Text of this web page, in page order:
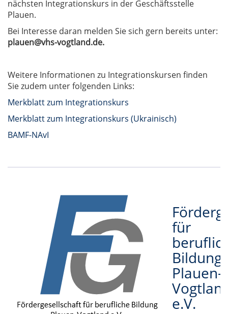
nächsten Integrationskurs in der Geschäftsstelle
Plauen.
Bei Interesse daran melden Sie sich gern bereits unter:
plauen@vhs-vogtland.de.
Weitere Informationen zu Integrationskursen finden
Sie zudem unter folgenden Links:
Merkblatt zum Integrationskurs
Merkblatt zum Integrationskurs (Ukrainisch)
BAMF-NAvI
für
Bildung
Plauen-
e.V.